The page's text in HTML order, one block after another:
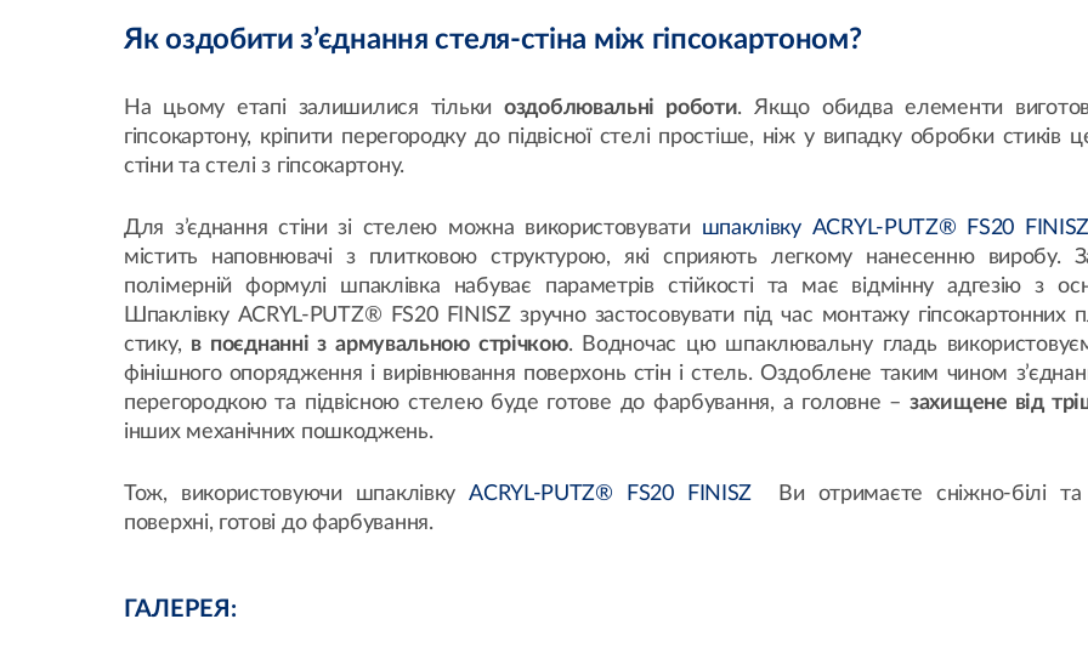
Як оздобити з’єднання стеля-стіна між гіпсокартоном?
На цьому етапі залишилися тількиоздоблювальні роботи. Якщо обидва елементи
гіпсокартону, кріпити перегородку до підвісної стелі простіше, ніж у випадку обробки стиків
стіни та стелі з гіпсокартону.
Для з’єднання стіни зі стелею можна використовувати шпаклівку ACRYL-PUTZ® FS20
містить наповнювачі з плитковою структурою, які сприяють легкому нанесенню виробу.
полімерній формулі шпаклівка набуває параметрів стійкості та має відмінну адгезію з
Шпаклівку ACRYL-PUTZ® FS20 FINISZ зручно застосовувати під час монтажу гіпсокартонних
стику, в поєднанні з армувальною стрічкою. Водночас цю шпаклювальну гладь
фінішного опорядження і вирівнювання поверхонь стін і стель. Оздоблене таким чином
перегородкою та підвісною стелею буде готове до фарбування, а головне –захищене від
інших механічних пошкоджень.
Тож, використовуючи шпаклівкуACRYL-PUTZ® FS20 FINISZ Ви отримаєте сніжно-білі та
поверхні, готові до фарбування.
ГАЛЕРЕЯ: